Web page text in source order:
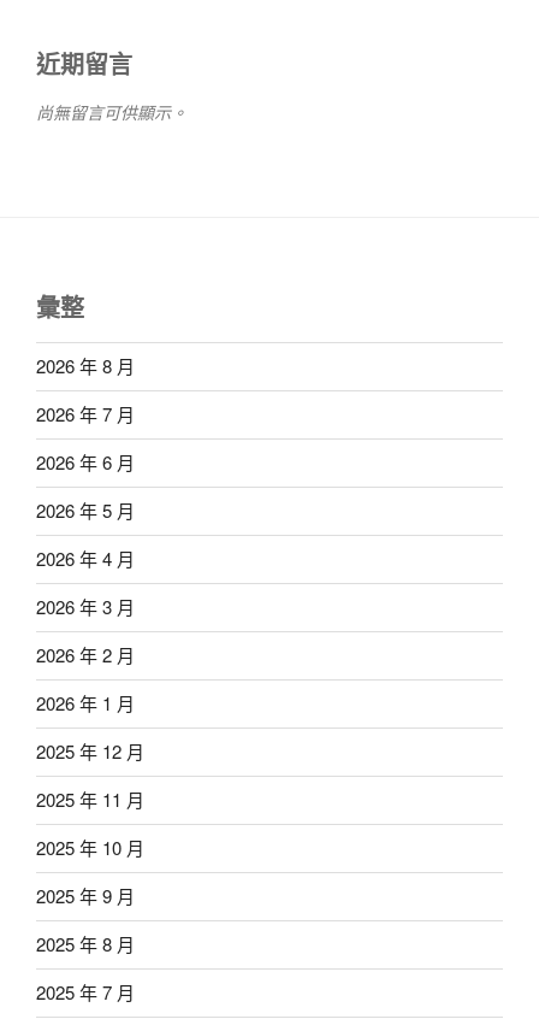
近期留言
尚無留言可供顯示。
彙整
2026 年 8 月
2026 年 7 月
2026 年 6 月
2026 年 5 月
2026 年 4 月
2026 年 3 月
2026 年 2 月
2026 年 1 月
2025 年 12 月
2025 年 11 月
2025 年 10 月
2025 年 9 月
2025 年 8 月
2025 年 7 月